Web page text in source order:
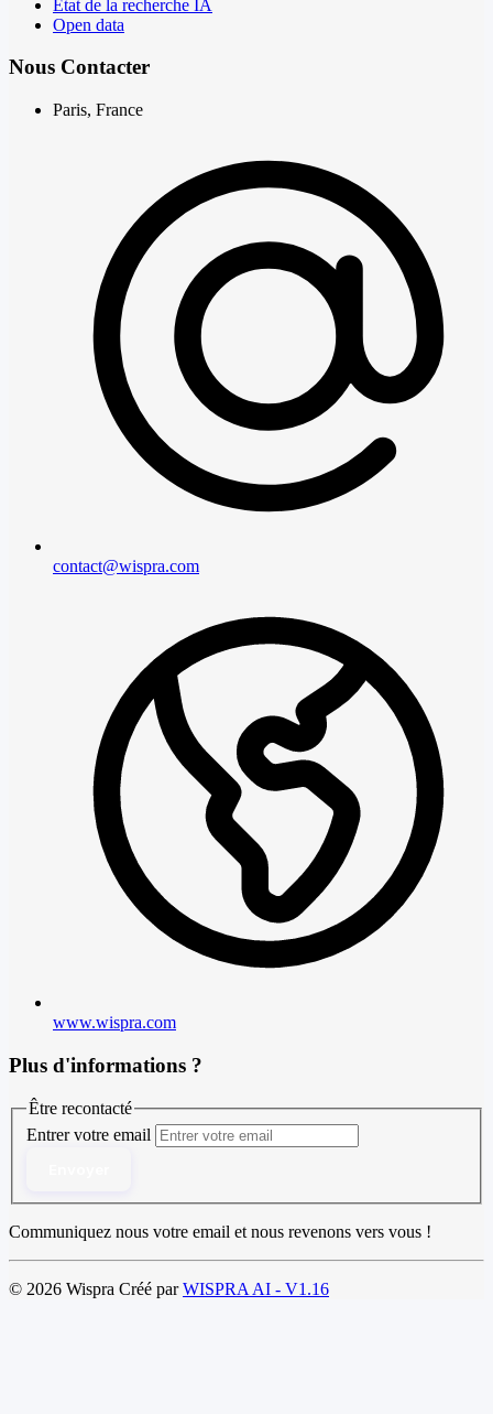
État de la recherche IA
Open data
Nous Contacter
Paris, France
contact@wispra.com
www.wispra.com
Plus d'informations ?
Être recontacté
Entrer votre email
Communiquez nous votre email et nous revenons vers vous !
© 2026 Wispra Créé parWISPRA AI - V1.16